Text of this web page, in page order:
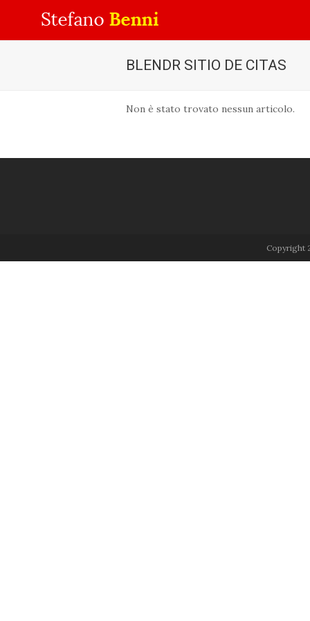
BLENDR SITIO DE CITAS
Non è stato trovato nessun articolo.
Copyright